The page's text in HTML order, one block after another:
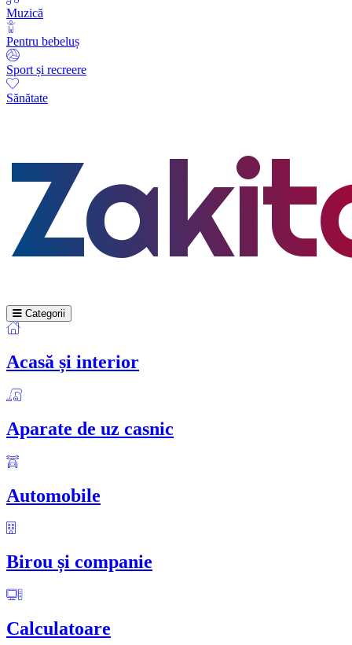
Muzică
Pentru bebeluș
Sport și recreere
Sănătate
Categorii
Acasă și interior
Aparate de uz casnic
Automobile
Birou și companie
Calculatoare